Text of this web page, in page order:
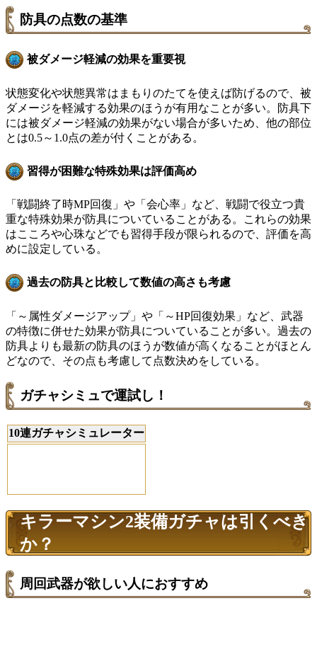
防具の点数の基準
被ダメージ軽減の効果を重要視
状態変化や状態異常はまもりのたてを使えば防げるので、被
ダメージを軽減する効果のほうが有用なことが多い。防具下
には被ダメージ軽減の効果がない場合が多いため、他の部位
とは0.5～1.0点の差が付くことがある。
習得が困難な特殊効果は評価高め
「戦闘終了時MP回復」や「会心率」など、戦闘で役立つ貴
重な特殊効果が防具についていることがある。これらの効果
はこころや心珠などでも習得手段が限られるので、評価を高
めに設定している。
過去の防具と比較して数値の高さも考慮
「～属性ダメージアップ」や「～HP回復効果」など、武器
の特徴に併せた効果が防具についていることが多い。過去の
防具よりも最新の防具のほうが数値が高くなることがほとん
どなので、その点も考慮して点数決めをしている。
ガチャシミュで運試し！
10連ガチャシミュレーター
キラーマシン2装備ガチャは引くべき
か？
周回武器が欲しい人におすすめ